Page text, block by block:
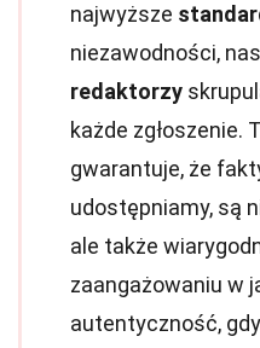
najwyższe
niezawodności,
redaktorzy
każde zgłoszenie.
gwarantuje, że
udostępniamy, są
ale także
zaangażowaniu w
autentyczność,